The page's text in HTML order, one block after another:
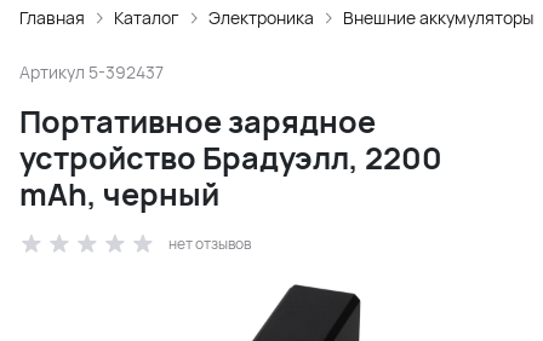
Главная Каталог Электроника Внешние аккумуляторы
Артикул 5-392437
Портативное зарядное
устройство Брадуэлл, 2200
mAh, черный
нет отзывов